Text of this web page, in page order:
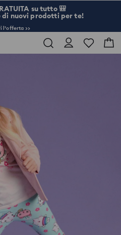
su tutto 🎒
di nuovi prodotti per te!
l’offerta >>